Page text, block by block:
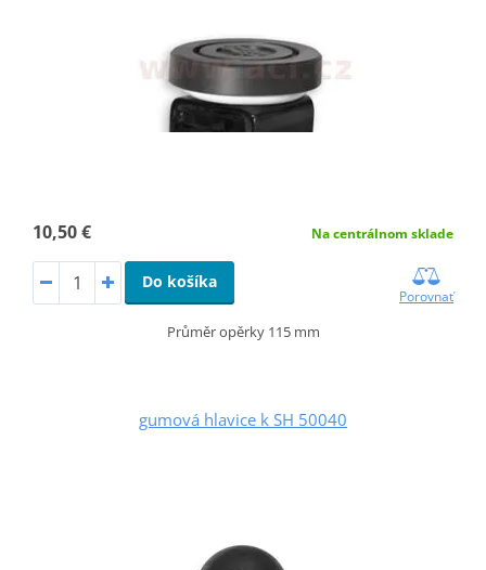
10,50 € Na centrálnom sklade
Do košíka
Porovnať
Průměr opěrky 115 mm
gumová hlavice k SH 50040